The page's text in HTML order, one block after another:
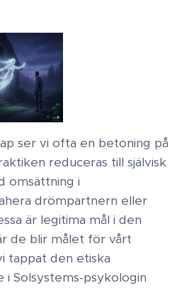
ser vi ofta en betoning på
reduceras till självisk
omsättning i
drömpartnern eller
är legitima mål i den
de blir målet för vårt
tappat den etiska
i Solsystems-psykologin